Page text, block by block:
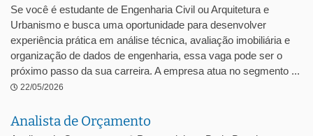
Se você é estudante de Engenharia Civil ou Arquitetura e
Urbanismo e busca uma oportunidade para desenvolver
experiência prática em análise técnica, avaliação imobiliária e
organização de dados de engenharia, essa vaga pode ser o
próximo passo da sua carreira. A empresa atua no segmento ...
22/05/2026
Analista de Orçamento